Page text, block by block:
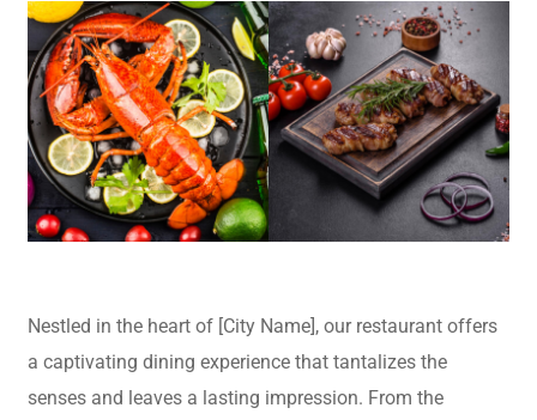
Nestled in the heart of [City Name], our restaurant offers
a captivating dining experience that tantalizes the
senses and leaves a lasting impression. From the